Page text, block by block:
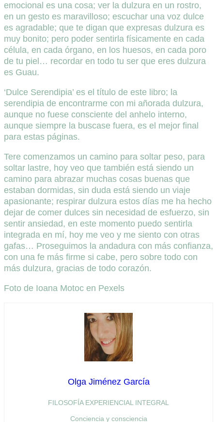
emocional es una cosa; ver la dulzura en un rostro,
en un gesto es maravilloso; escuchar una voz dulce
es agradable; que te digan que expresas dulzura es
muy bonito; pero poder sentirla físicamente en cada
célula, en cada órgano, en los huesos, en cada poro
de tu piel… recordar en todo tu ser que eres dulzura
es Guau.
‘Dulce Serendipia’ es el título de este libro; la
serendipia de encontrarme con mi añorada dulzura,
aunque no fuese consciente del anhelo interno,
aunque siempre la buscase fuera, es el mejor final
para estas páginas.
Tere comenzamos un camino para soltar peso, para
soltar lastre, hoy veo que también está siendo un
camino para abrazar muchas cosas buenas que
estaban dormidas, sin duda está siendo un viaje
apasionante; respirar dulzura estos días me ha hecho
dejar de comer dulces sin necesidad de esfuerzo, sin
sentir ansiedad, en este momento puedo sentirla
integrada en mí, hoy me veo y me siento con otras
gafas… Proseguimos la andadura con más confianza,
con una fe más firme si cabe, pero sobre todo con
más dulzura, gracias de todo corazón.
Foto de Ioana Motoc en Pexels
Olga Jiménez García
FILOSOFÍA EXPERIENCIAL INTEGRAL
Conciencia y consciencia